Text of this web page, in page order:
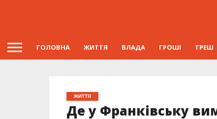
ГОЛОВНА ЖИТТЯ ВЛАДА ГРОШІ ТРЕШ
ЖИТТЯ
Де у Франківську